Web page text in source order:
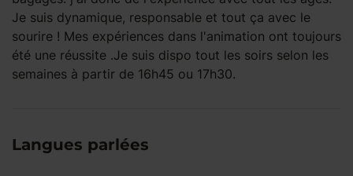
Je suis dynamique, responsable et tout ça avec le
sourire ! Mes expériences dans l'animation ont toujours
été une réussite .Je suis dispo tout les soirs selon les
semaines à partir de 16h45 ou 17h30.
Langues parlées